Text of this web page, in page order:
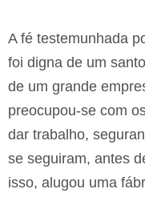
A fé testemunhada
foi digna de um
de um grande
preocupou-se com
dar trabalho,
se seguiram, antes
isso, alugou uma